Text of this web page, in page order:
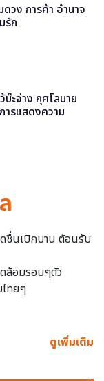
วง การค้า อำนาจ
รัก
บ๊ะจ่าง กุศโลบาย
ารแสดงความ
ชื่นเบิกบาน ต้อนรับ
ล้อมรอบๆตัว
ทยๆ
ดูเพิ่มเติม